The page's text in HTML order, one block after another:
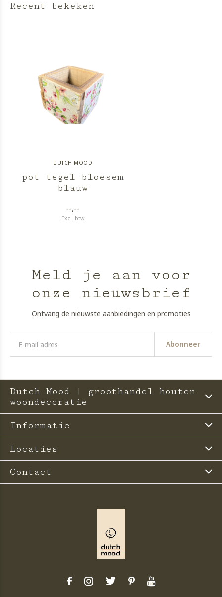
Recent bekeken
DUTCH MOOD
pot tegel bloesem
blauw
--,--
Excl. btw
Meld je aan voor
onze nieuwsbrief
Ontvang de nieuwste aanbiedingen en promoties
Abonneer
Dutch Mood | groothandel houten
woondecoratie
Informatie
Locaties
Contact